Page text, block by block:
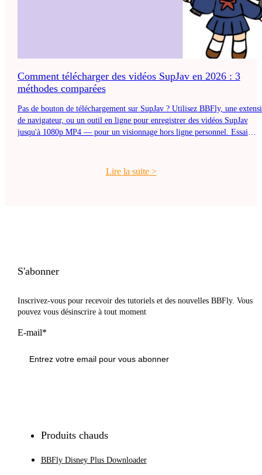
Comment télécharger des vidéos SupJav en 2026 : 3
méthodes comparées
Pas de bouton de téléchargement sur SupJav ? Utilisez BBFly, une
de navigateur, ou un outil en ligne pour enregistrer des vidéos SupJav
jusqu'à 1080p MP4 — pour un visionnage hors ligne personnel. Essai
Lire la suite>
S'abonner
Inscrivez-vous pour recevoir des tutoriels et des nouvelles BBFly. Vous
pouvez vous désinscrire à tout moment
E-mail*
Produits chauds
BBFly Disney Plus Downloader